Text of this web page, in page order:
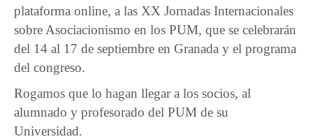
plataforma online, a las XX Jornadas Internacionales
sobre Asociacionismo en los PUM, que se celebrarán
del 14 al 17 de septiembre en Granada y el programa
del congreso.
Rogamos que lo hagan llegar a los socios, al
alumnado y profesorado del PUM de su
Universidad.